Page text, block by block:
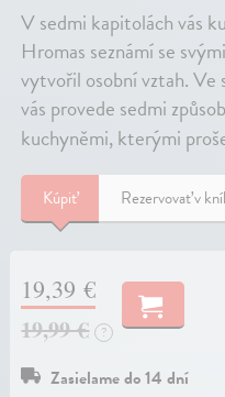
V sedmi kapitolách vás
Hromas seznámí se
vytvořil osobní vztah. Ve
vás provede sedmi
kuchyněmi, kterými
Kúpiť Rezervovať v
19,39 €
19,99 €
?
Zasielame do 14 dní